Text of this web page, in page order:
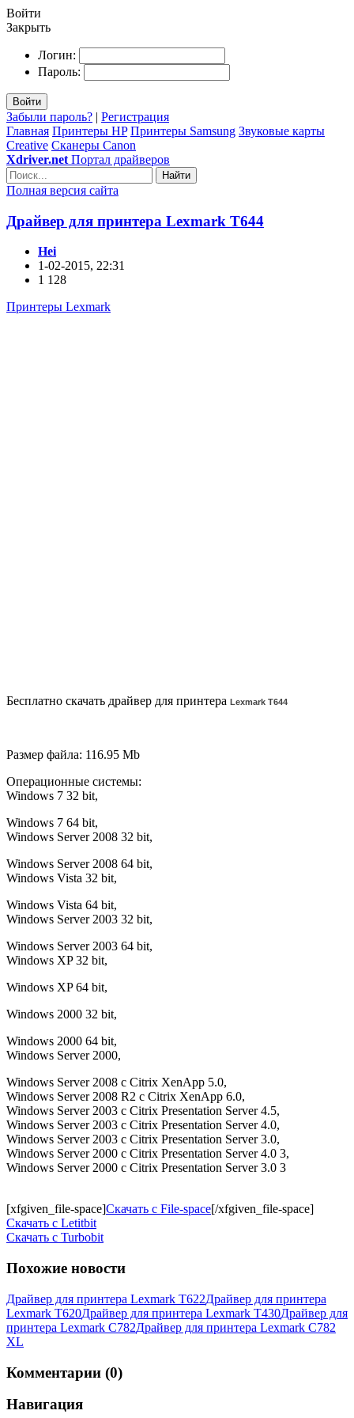
Войти
Закрыть
Логин:
Пароль:
Войти
Забыли пароль? | Регистрация
Главная Принтеры HP Принтеры Samsung Звуковые карты
Creative Сканеры Canon
Xdriver.net Портал драйверов
Найти
Полная версия сайта
Драйвер для принтера Lexmark T644
Hei
1-02-2015, 22:31
1 128
Принтеры Lexmark
Бесплатно скачать драйвер для принтера Lexmark T644
Размер файла: 116.95 Mb
Операционные системы:
Windows 7 32 bit,
Windows 7 64 bit,
Windows Server 2008 32 bit,
Windows Server 2008 64 bit,
Windows Vista 32 bit,
Windows Vista 64 bit,
Windows Server 2003 32 bit,
Windows Server 2003 64 bit,
Windows XP 32 bit,
Windows XP 64 bit,
Windows 2000 32 bit,
Windows 2000 64 bit,
Windows Server 2000,
Windows Server 2008 с Citrix XenApp 5.0,
Windows Server 2008 R2 с Citrix XenApp 6.0,
Windows Server 2003 с Citrix Presentation Server 4.5,
Windows Server 2003 с Citrix Presentation Server 4.0,
Windows Server 2003 с Citrix Presentation Server 3.0,
Windows Server 2000 с Citrix Presentation Server 4.0 3,
Windows Server 2000 с Citrix Presentation Server 3.0 3
[xfgiven_file-space]Скачать с File-space[/xfgiven_file-space]
Скачать c Letitbit
Скачать c Turbobit
Похожие новости
Драйвер для принтера Lexmark T622Драйвер для принтера
Lexmark T620Драйвер для принтера Lexmark T430Драйвер для
принтера Lexmark C782Драйвер для принтера Lexmark C782
XL
Комментарии (0)
Навигация